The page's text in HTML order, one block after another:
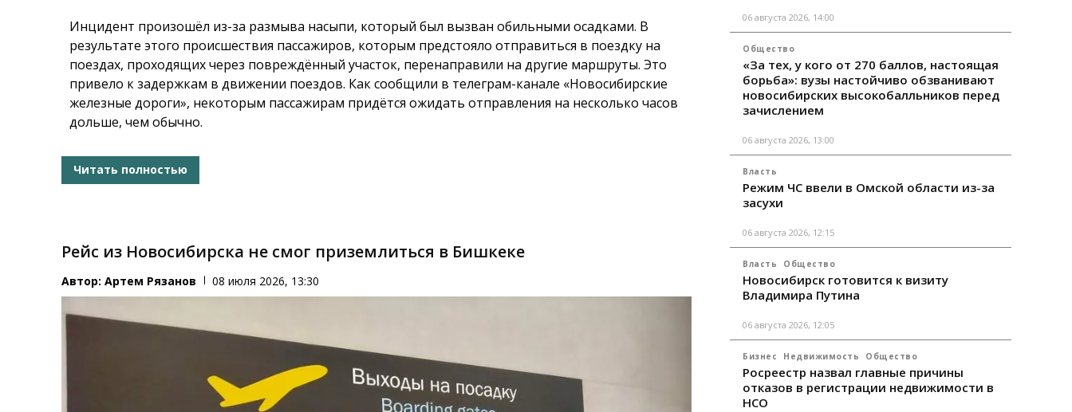
Инцидент произошёл из-за размыва насыпи, который был вызван обильными осадками. В
результате этого происшествия пассажиров, которым предстояло отправиться в поездку на
поездах, проходящих через повреждённый участок, перенаправили на другие маршруты. Это
привело к задержкам в движении поездов. Как сообщили в телеграм-канале «Новосибирские
железные дороги», некоторым пассажирам придётся ожидать отправления на несколько часов
дольше, чем обычно.
Читать полностью
Рейс из Новосибирска не смог приземлиться в Бишкеке
Автор:Артем Рязанов 08 июля 2026, 13:30
06 августа 2026, 14:00
Общество
«За тех, у кого от 270 баллов, настоящая
борьба»: вузы настойчиво обзванивают
новосибирских высокобалльников перед
зачислением
06 августа 2026, 13:00
Власть
Режим ЧС ввели в Омской области из-за
засухи
06 августа 2026, 12:15
Власть Общество
Новосибирск готовится к визиту
Владимира Путина
06 августа 2026, 12:05
Бизнес Недвижимость Общество
Росреестр назвал главные причины
отказов в регистрации недвижимости в
НСО